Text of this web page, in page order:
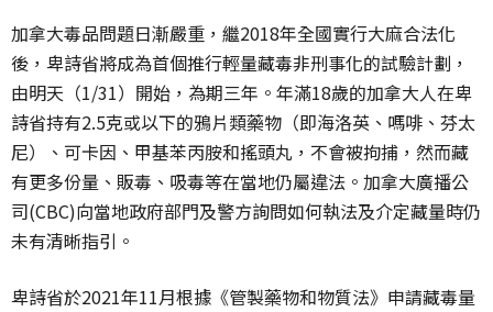
加拿大毒品問題日漸嚴重，繼2018年全國實行大麻合法化
後，卑詩省將成為首個推行輕量藏毒非刑事化的試驗計劃，
由明天（1/31）開始，為期三年。年滿18歲的加拿大人在卑
詩省持有2.5克或以下的鴉片類藥物（即海洛英、嗎啡、芬太
尼）、可卡因、甲基苯丙胺和搖頭丸，不會被拘捕，然而藏
有更多份量、販毒、吸毒等在當地仍屬違法。加拿大廣播公
司(CBC)向當地政府部門及警方詢問如何執法及介定藏量時仍
未有清晰指引。
卑詩省於2021年11月根據《管製藥物和物質法》申請藏毒量